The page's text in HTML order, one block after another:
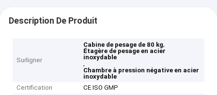
Description De Produit
Surligner
Cabine de pesage de 80 kg,
Étagère de pesage en acier
inoxydable
,
Chambre à pression négative en acier
inoxydable
Certification
CE ISO GMP